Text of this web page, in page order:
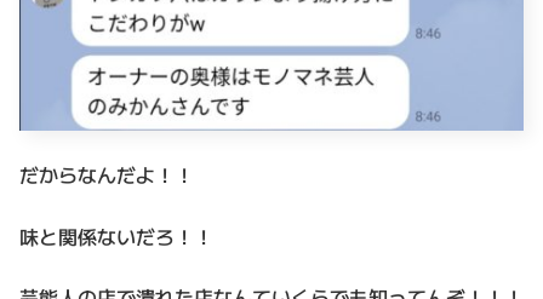
だからなんだよ！！
味と関係ないだろ！！